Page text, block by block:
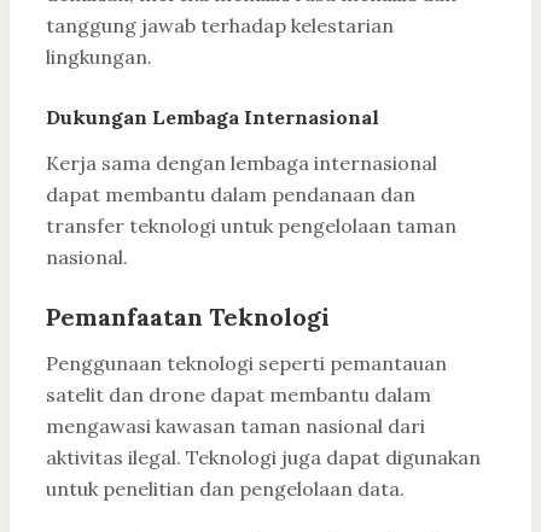
tanggung jawab terhadap kelestarian
lingkungan.
Dukungan Lembaga Internasional
Kerja sama dengan lembaga internasional
dapat membantu dalam pendanaan dan
transfer teknologi untuk pengelolaan taman
nasional.
Pemanfaatan Teknologi
Penggunaan teknologi seperti pemantauan
satelit dan drone dapat membantu dalam
mengawasi kawasan taman nasional dari
aktivitas ilegal. Teknologi juga dapat digunakan
untuk penelitian dan pengelolaan data.